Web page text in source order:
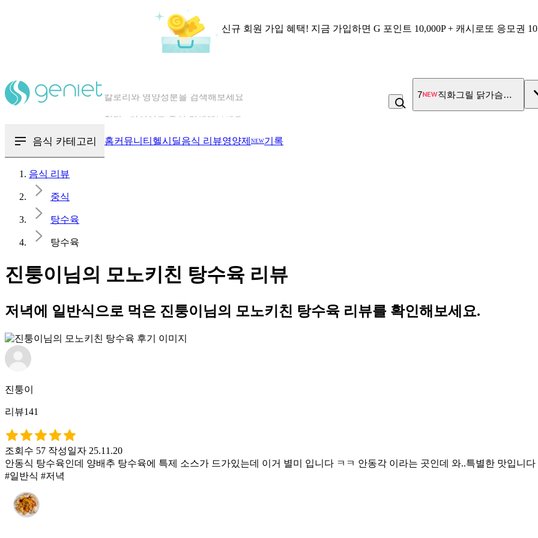
신규 회원 가입 혜택! 지금 가입하면 G 포인트 10,000P + 캐시로또 응모권
7 직화그릴 닭가슴살 큐브
음식 카테고리 홈커뮤니티 헬시딜음식 리뷰영양제 NEW기록
음식 리뷰
중식
탕수육
탕수육
진퉁이님의 모노키친 탕수육 리뷰
저녁에 일반식으로 먹은 진퉁이님의 모노키친 탕수육 리뷰를 확인해보세요.
진퉁이
리뷰141
조회수 57 작성일자 25.11.20
안동식 탕수육인데 양배추 탕수육에 특제 소스가 드가있는데 이거 별미 입니다 ㅋㅋ 안동각 이라는 곳인데 와..특별한 맛입니다
#일반식 #저녁